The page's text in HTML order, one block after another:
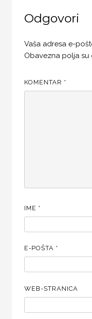
Odgovori
Vaša adresa e-
Obavezna polja su
KOMENTAR *
IME *
E-POŠTA *
WEB-STRANICA